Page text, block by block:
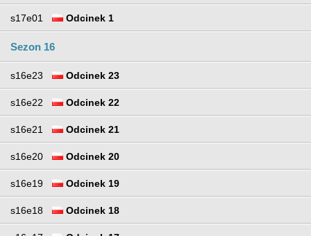
s17e01 Odcinek 1
Sezon 16
s16e23 Odcinek 23
s16e22 Odcinek 22
s16e21 Odcinek 21
s16e20 Odcinek 20
s16e19 Odcinek 19
s16e18 Odcinek 18